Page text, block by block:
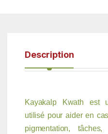
Description
Kayakalp Kwath est
utilisé pour aider en
pigmentation,